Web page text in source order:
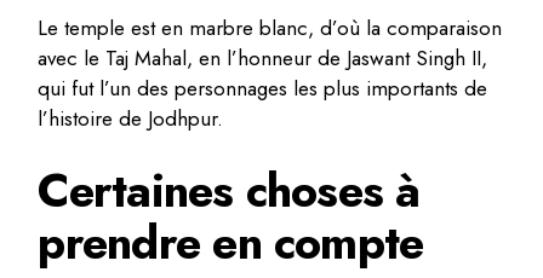
Le temple est en marbre blanc, d’où la comparaison
avec le Taj Mahal, en l’honneur de Jaswant Singh II,
qui fut l’un des personnages les plus importants de
l’histoire de Jodhpur.
Certaines choses à
prendre en compte